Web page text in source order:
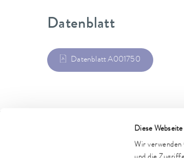
Diese
Wir verwenden
Datenblatt
Datenblatt A001750